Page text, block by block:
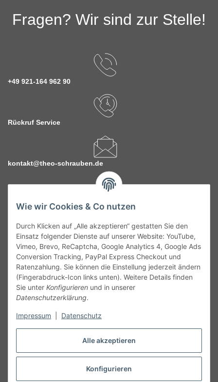
Alle akzeptieren
Konfigurieren
Wie wir Cookies & Co nutzen
Durch Klicken auf „Alle akzeptieren“ gestatten Sie den
Einsatz folgender Dienste auf unserer Website: YouTube,
Vimeo, Brevo, ReCaptcha, Google Analytics 4, Google Ads
Conversion Tracking, PayPal Express Checkout und
Ratenzahlung. Sie können die Einstellung jederzeit ändern
(Fingerabdruck-Icon links unten). Weitere Details finden
Sie unter Konfigurieren und in unserer
Datenschutzerklärung.
Impressum Datenschutz
Fragen? Wir sind zur Stelle!
+49 921-164 962 90
Rückruf Service
kontakt@theo-schrauben.de
Service
Gesetzliche Informationen
Alle technischen Angaben ohne Gewähr. Irrtümer und fehlerhafte
Angaben vorbehalten. Wenn Sie Datenblätter oder spezielle
unseren Kundenservice. Abbildungen der Artikel können
Vertrag widerrufen